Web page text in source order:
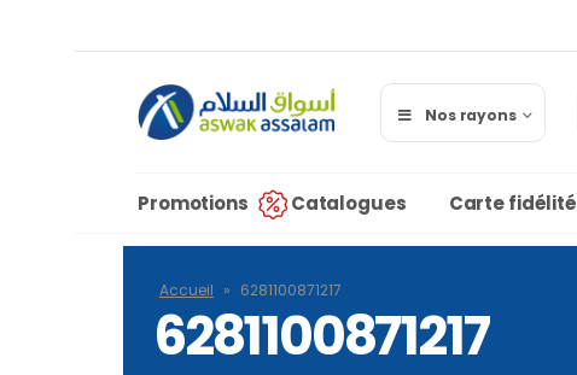
Nos rayons
Promotions Catalogues Carte fidélité
Accueil » 6281100871217
6281100871217